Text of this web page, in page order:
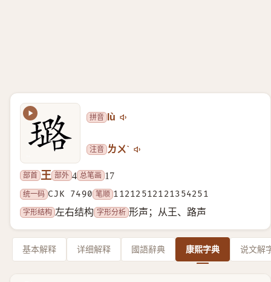
拼音 lù
注音 ㄌㄨˋ
部首 王 部外 4 总笔画 17
统一码 CJK 7490 笔顺 11212512121354251
字形结构 左右结构 字形分析 形声；从王、路声
基本解释 详细解释 國語辭典 康熙字典 说文解